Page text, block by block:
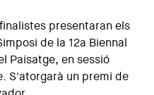
presentaran els
de la 12a Biennal
Paisatge, en sessió
S'atorgarà un premi de